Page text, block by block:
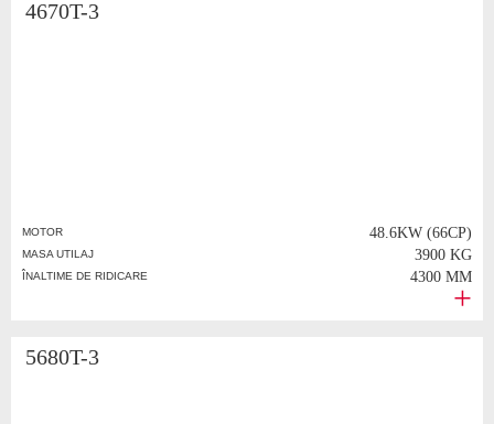
4670T-3
MOTOR 48.6KW (66CP)
MASA UTILAJ 3900 KG
ÎNALTIME DE RIDICARE 4300 MM
5680T-3